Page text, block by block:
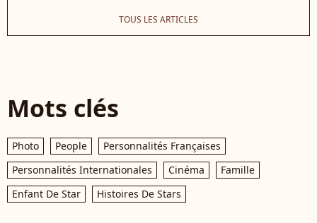
TOUS LES ARTICLES
Mots clés
Photo People
Personnalités Françaises
Personnalités Internationales
Cinéma
Famille
Enfant De Star
Histoires De Stars